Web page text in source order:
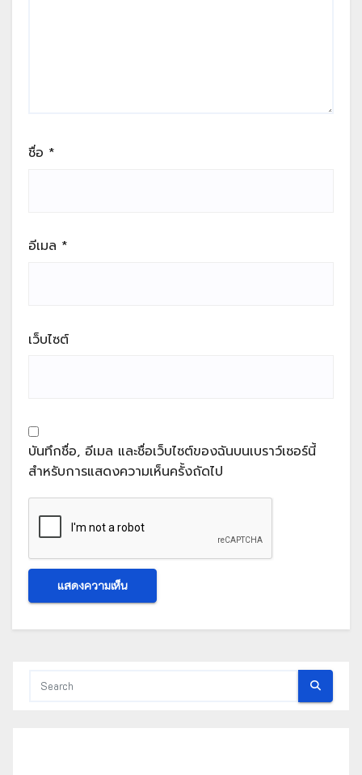
ชื่อ *
อีเมล *
เว็บไซต์
บันทึกชื่อ, อีเมล และชื่อเว็บไซต์ของฉันบนเบราว์เซอร์นี้
สำหรับการแสดงความเห็นครั้งถัดไป